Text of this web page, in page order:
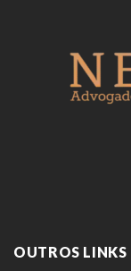
OUTROS LINKS